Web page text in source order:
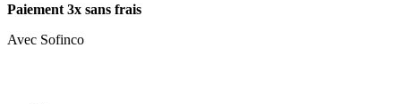
Paiement 3x sans frais
Avec Sofinco